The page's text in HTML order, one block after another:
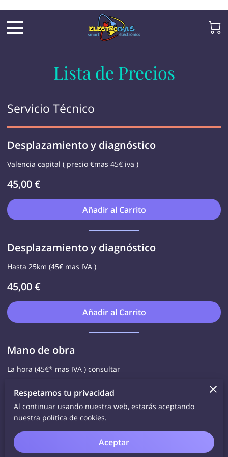
Lista de Precios
Servicio Técnico
Desplazamiento y diagnóstico
Valencia capital ( precio €mas 45€ iva )
45,00 €
Añadir al Carrito
Desplazamiento y diagnóstico
Hasta 25km (45€ mas IVA )
45,00 €
Añadir al Carrito
Mano de obra
La hora (45€* mas IVA ) consultar
45,00 €
Añadir al Carrito
Respetamos tu privacidad
Al continuar usando nuestra web, estarás aceptando
nuestra política de cookies.
Aceptar